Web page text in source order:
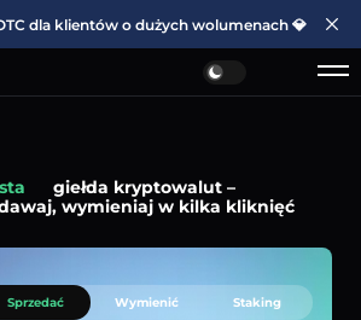
dla klientów o dużych wolumenach 💎
giełda kryptowalut –
wymieniaj w kilka kliknięć
Sprzedać Wymienić Staking